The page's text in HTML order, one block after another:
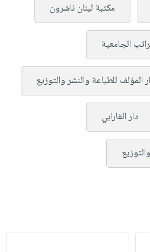
مكتبة لبنان ناشرون
الجامعية
المؤلف للطباعة والنشر والتوزيع
دار الفارابي